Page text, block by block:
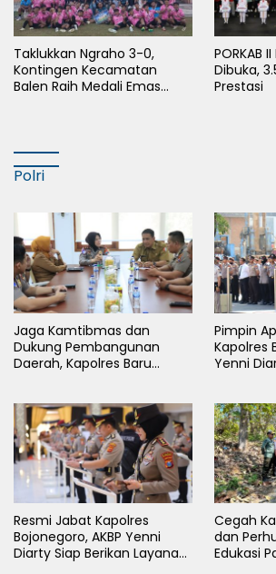
Taklukkan Ngraho 3-0,
Kontingen Kecamatan
Balen Raih Medali Emas
PORKAB
Dibuka,
Prestasi
Polri
Jaga Kamtibmas dan
Dukung Pembangunan
Daerah, Kapolres Baru
Pimpin
Kapolres
Yenni
Resmi Jabat Kapolres
Bojonegoro, AKBP Yenni
Diarty Siap Berikan Layanan
Cegah
dan
Edukasi